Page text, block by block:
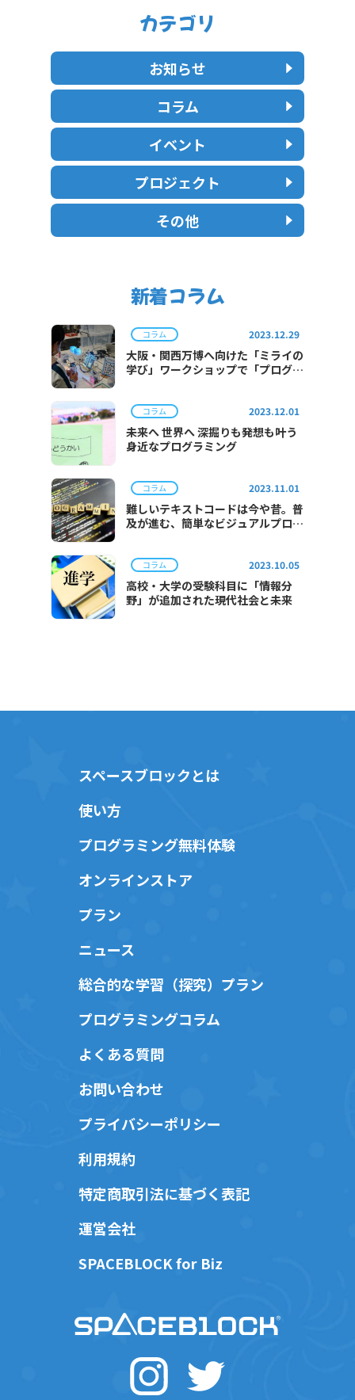
カテゴリ
お知らせ
コラム
イベント
プロジェクト
その他
新着コラム
コラム 2023.12.29
大阪・関西万博へ向けた「ミライの
学び」ワークショップで「プログラ
コラム 2023.12.01
未来へ 世界へ 深掘りも発想も叶う
身近なプログラミング
コラム 2023.11.01
難しいテキストコードは今や昔。普
及が進む、簡単なビジュアルプログ
コラム 2023.10.05
高校・大学の受験科目に「情報分
野」が追加された現代社会と未来
スペースブロックとは
使い方
プログラミング無料体験
オンラインストア
プラン
ニュース
総合的な学習（探究）プラン
プログラミングコラム
よくある質問
お問い合わせ
プライバシーポリシー
利用規約
特定商取引法に基づく表記
運営会社
SPACEBLOCK for Biz